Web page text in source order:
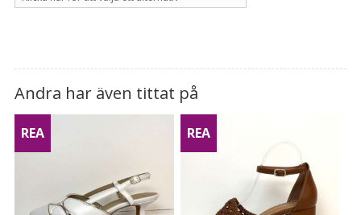
Andra har även tittat på
REA REA